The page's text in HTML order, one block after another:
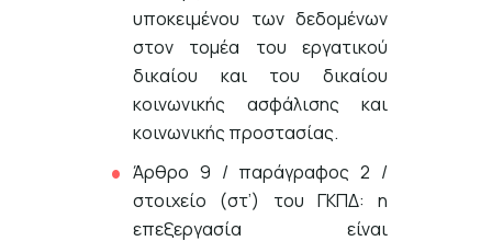
υποκειμένου των δεδομένων
στον τομέα του εργατικού
δικαίου και του δικαίου
κοινωνικής ασφάλισης και
κοινωνικής προστασίας.
Άρθρο 9 / παράγραφος 2 /
στοιχείο (στ’) του ΓΚΠΔ: η
επεξεργασία είναι